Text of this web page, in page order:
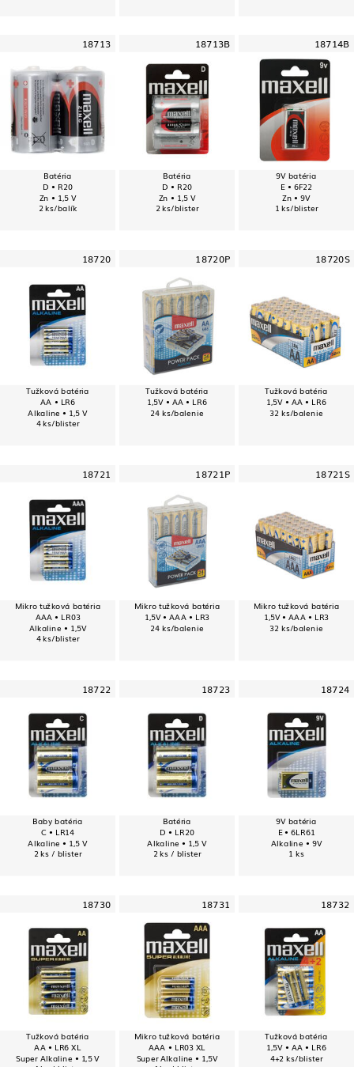
18713
Batéria
D • R20
Zn • 1,5 V
2 ks/balík
18713B
Batéria
D • R20
Zn • 1,5 V
2 ks/blister
18714B
9V batéria
E • 6F22
Zn • 9V
1 ks/blister
18720
Tužková batéria
AA • LR6
Alkaline • 1,5 V
4 ks/blister
18720P
Tužková batéria
1,5V • AA • LR6
24 ks/balenie
18720S
Tužková batéria
1,5V • AA • LR6
32 ks/balenie
18721
Mikro tužková batéria
AAA • LR03
Alkaline • 1,5V
4 ks/blister
18721P
Mikro tužková batéria
1,5V • AAA • LR3
24 ks/balenie
18721S
Mikro tužková batéria
1,5V • AAA • LR3
32 ks/balenie
18722
Baby batéria
C • LR14
Alkaline • 1,5 V
2 ks / blister
18723
Batéria
D • LR20
Alkaline • 1,5 V
2 ks / blister
18724
9V batéria
E • 6LR61
Alkaline • 9V
1 ks
18730
Tužková batéria
AA • LR6 XL
Super Alkaline • 1,5 V
18731
Mikro tužková batéria
AAA • LR03 XL
Super Alkaline • 1,5V
18732
Tužková batéria
1,5V • AA • LR6
4+2 ks/blister